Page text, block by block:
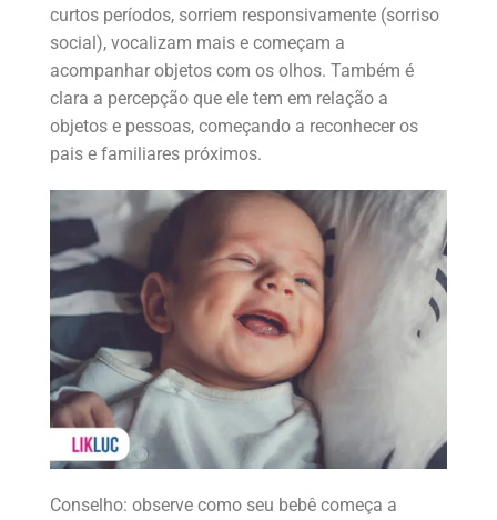
curtos períodos, sorriem responsivamente (sorriso
social), vocalizam mais e começam a
acompanhar objetos com os olhos. Também é
clara a percepção que ele tem em relação a
objetos e pessoas, começando a reconhecer os
pais e familiares próximos.
Conselho: observe como seu bebê começa a